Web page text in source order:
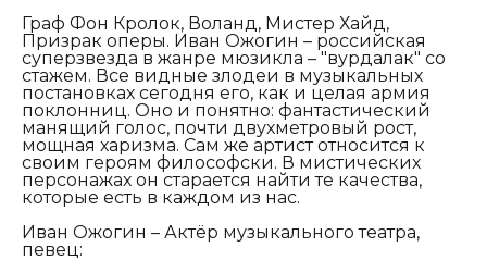
Граф Фон Кролок, Воланд, Мистер Хайд,
Призрак оперы. Иван Ожогин – российская
суперзвезда в жанре мюзикла – "вурдалак" со
стажем. Все видные злодеи в музыкальных
постановках сегодня его, как и целая армия
поклонниц. Оно и понятно: фантастический
манящий голос, почти двухметровый рост,
мощная харизма. Сам же артист относится к
своим героям философски. В мистических
персонажах он старается найти те качества,
которые есть в каждом из нас.
Иван Ожогин – Актёр музыкального театра,
певец: